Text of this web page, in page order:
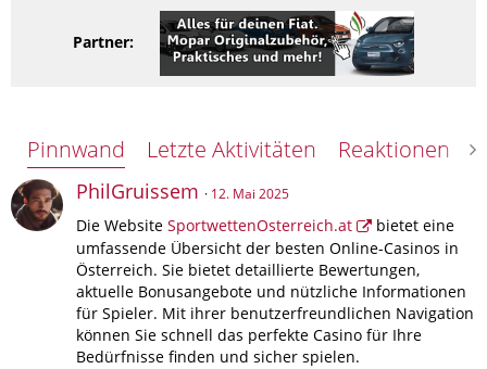
Partner:
Pinnwand Letzte Aktivitäten Reaktionen
PhilGruissem 12. Mai 2025
Die Website SportwettenOsterreich.at
bietet eine
umfassende Übersicht der besten Online-Casinos in
Österreich. Sie bietet detaillierte Bewertungen,
aktuelle Bonusangebote und nützliche Informationen
für Spieler. Mit ihrer benutzerfreundlichen Navigation
können Sie schnell das perfekte Casino für Ihre
Bedürfnisse finden und sicher spielen.